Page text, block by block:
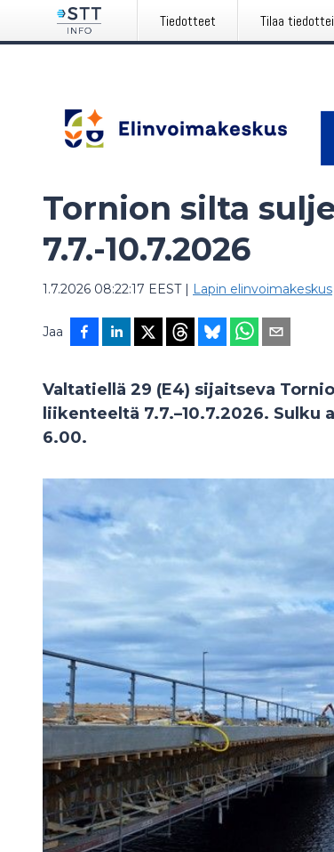
Tiedotteet Tilaa
Tornion silta
7.7.-10.7.2026
1.7.2026 08:22:17 EEST| Lapin elinvoimakeskus
Jaa
Valtatiellä 29 (E4) sijaitseva
liikenteeltä 7.7.–10.7.2026. Sulku
6.00.